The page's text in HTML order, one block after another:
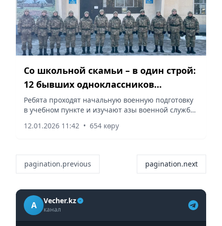
Со школьной скамьи – в один строй:
12 бывших одноклассников
проходят службу вместе в
Шымкенте
Ребята проходят начальную военную подготовку
в учебном пункте и изучают азы военной службы,
12.01.2026 11:42 • 654 көру
pagination.previous pagination.next
A Vecher.kz
канал